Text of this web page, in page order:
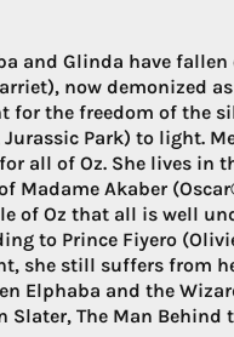
and Glinda have
now demonized
for the freedom of the
Park) to light.
all of Oz. She lives in
Madame Akaber
of Oz that all is well
to Prince Fiyero
she still suffers from
Elphaba and the
The Man Behind